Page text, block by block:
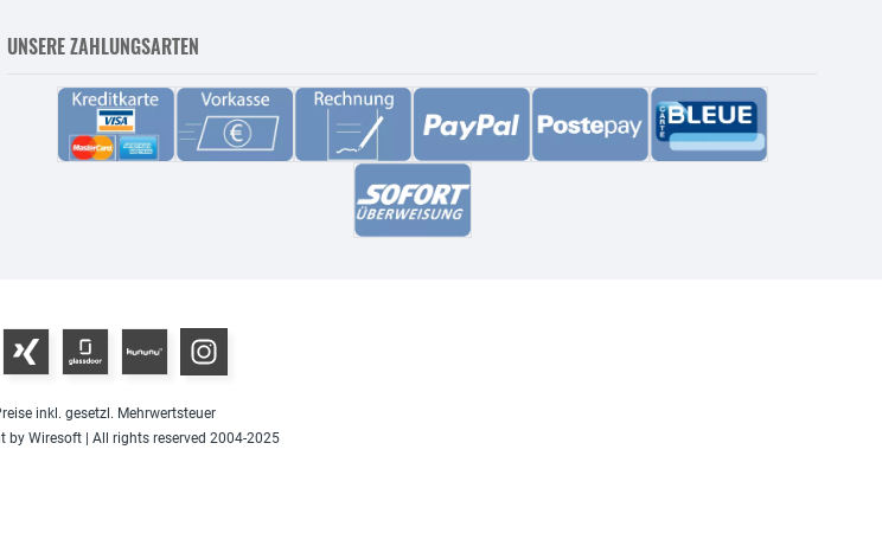
UNSERE ZAHLUNGSARTEN
inkl. gesetzl. Mehrwertsteuer
by Wiresoft | All rights reserved 2004-2025